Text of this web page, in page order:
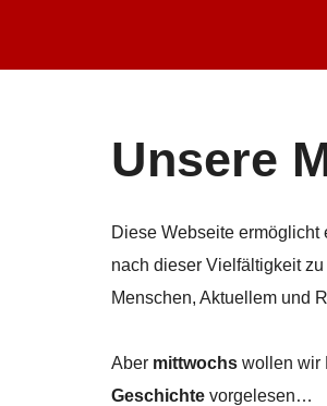
Unsere
Diese Webseite
nach dieser Vielfältigkeit
Menschen, Aktuellem und
Aber mittwochs wollen wir
Geschichte vorgelesen…